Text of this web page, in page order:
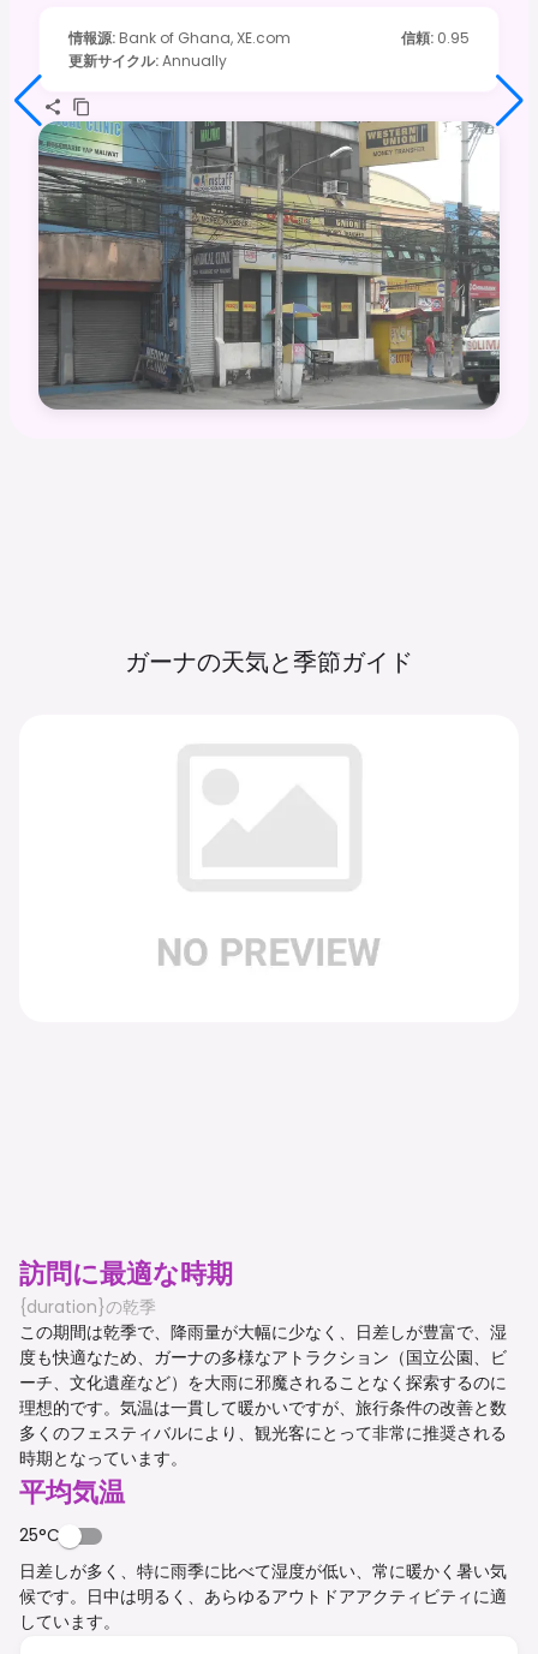
情報源: Bank of Ghana, XE.com 信頼: 0.95
更新サイクル:Annually
ガーナの天気と季節ガイド
訪問に最適な時期
{duration}の乾季
この期間は乾季で、降雨量が大幅に少なく、日差しが豊富で、湿
度も快適なため、ガーナの多様なアトラクション（国立公園、ビ
ーチ、文化遺産など）を大雨に邪魔されることなく探索するのに
理想的です。気温は一貫して暖かいですが、旅行条件の改善と数
多くのフェスティバルにより、観光客にとって非常に推奨される
時期となっています。
平均気温
25°C
日差しが多く、特に雨季に比べて湿度が低い、常に暖かく暑い気
候です。日中は明るく、あらゆるアウトドアアクティビティに適
しています。